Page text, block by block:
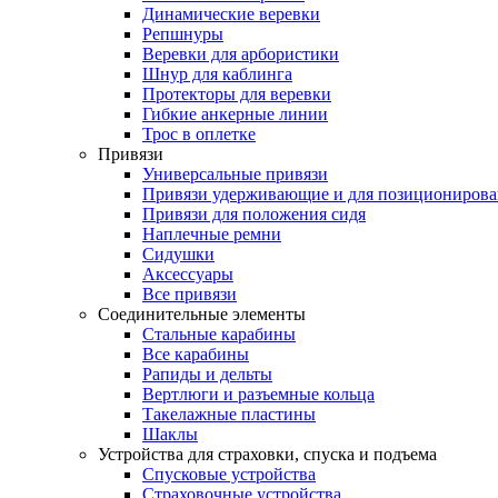
Динамические веревки
Репшнуры
Веревки для арбористики
Шнур для каблинга
Протекторы для веревки
Гибкие анкерные линии
Трос в оплетке
Привязи
Универсальные привязи
Привязи удерживающие и для
Привязи для положения сидя
Наплечные ремни
Сидушки
Аксессуары
Все привязи
Соединительные элементы
Стальные карабины
Все карабины
Рапиды и дельты
Вертлюги и разъемные кольца
Такелажные пластины
Шаклы
Устройства для страховки, спуска и подъема
Спусковые устройства
Страховочные устройства